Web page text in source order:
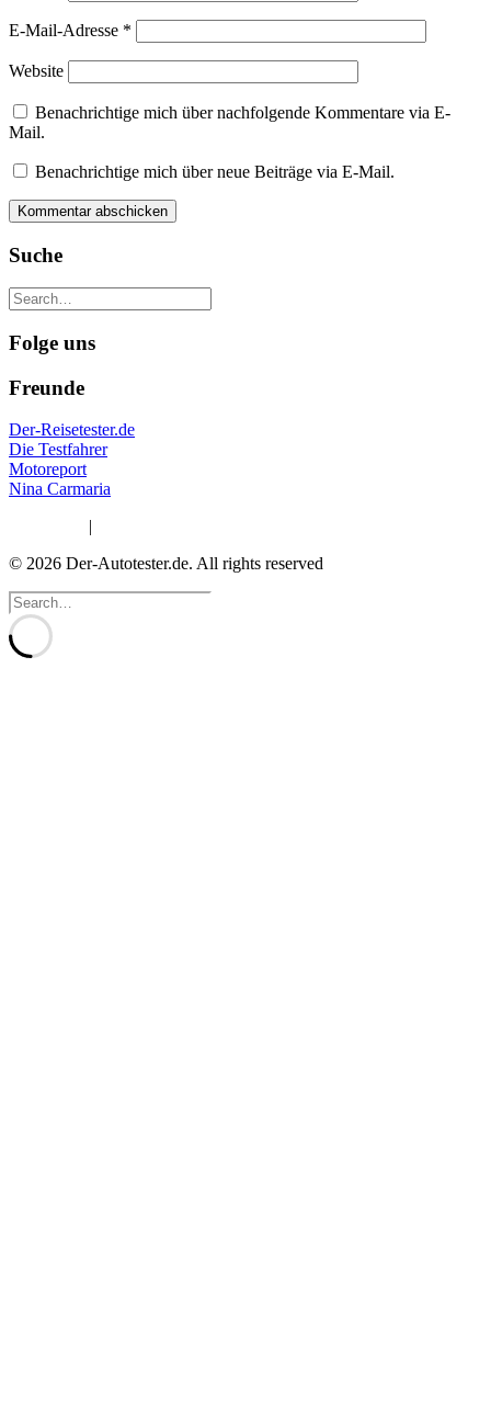
E-Mail-Adresse *
Website
Benachrichtige mich über nachfolgende Kommentare via E-
Mail.
Benachrichtige mich über neue Beiträge via E-Mail.
Suche
Folge uns
Freunde
Der-Reisetester.de
Die Testfahrer
Motoreport
Nina Carmaria
|
© 2026 Der-Autotester.de. All rights reserved